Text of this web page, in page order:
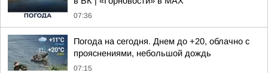
07:36
Погода на сегодня. Днем до +20, облачно с
прояснениями, небольшой дождь
07:15